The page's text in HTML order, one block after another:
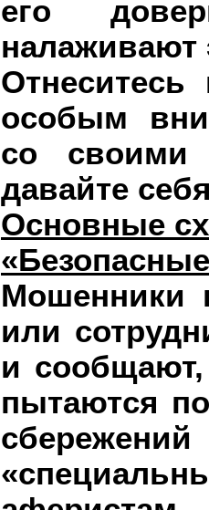
его
налаживают
особым
со своими
давайте
Основные
Мошенники
или
и
пытаются